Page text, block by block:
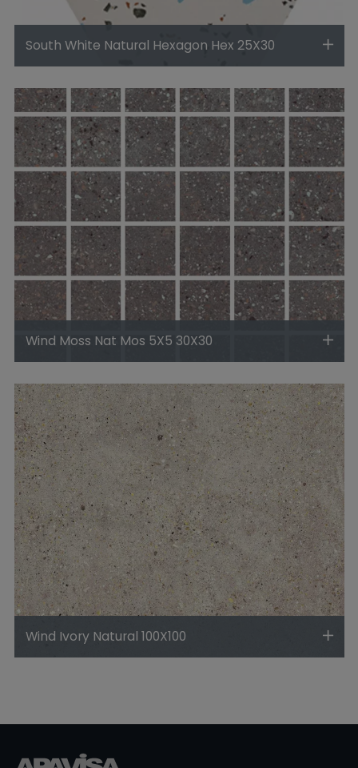
South White Natural Hexagon Hex 25X30
Wind Moss Nat Mos 5X5 30X30
Wind Ivory Natural 100X100